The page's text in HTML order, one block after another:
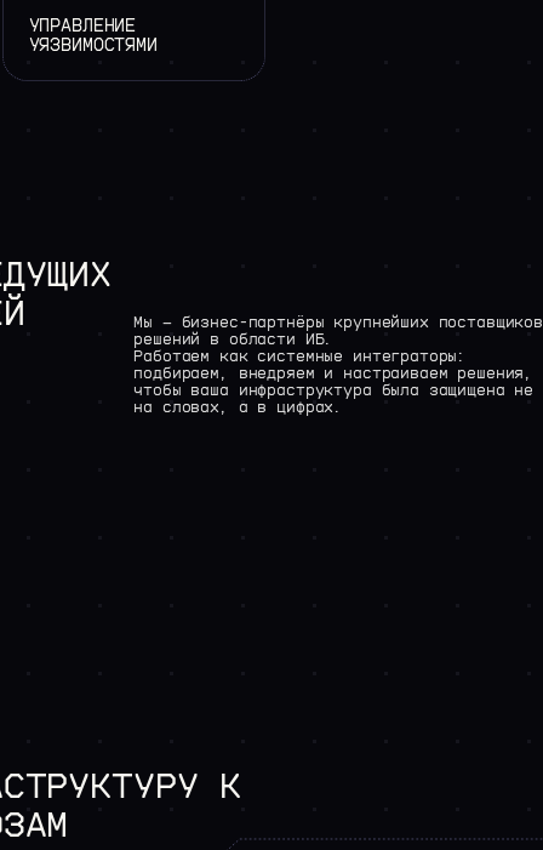
УПРАВЛЕНИЕ
УЯЗВИМОСТЯМИ
Мы — бизнес-партнёры крупнейших
поставщиков
решений
в области
ИБ.
Работаем
как системные
интеграторы:
подбираем,
внедряем и настраиваем
решения,
чтобы
ваша инфраструктура была защищена
не
на
словах, а в цифрах.
К